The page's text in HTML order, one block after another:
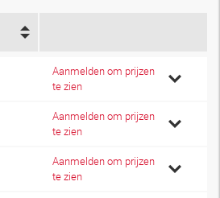
Aanmelden om prijzen
te zien
Aanmelden om prijzen
te zien
Aanmelden om prijzen
te zien